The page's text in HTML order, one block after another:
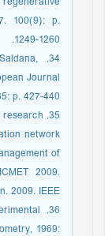
100(9): p.
1249-1260.
Journal
p. 427-440.
research
network
of
2009.
2009. IEEE.
1969: